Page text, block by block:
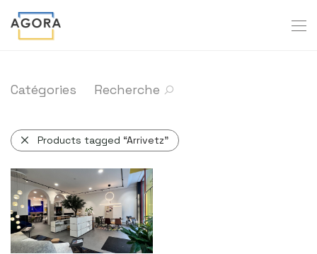
Catégories Recherche
Products tagged “Arrivetz”